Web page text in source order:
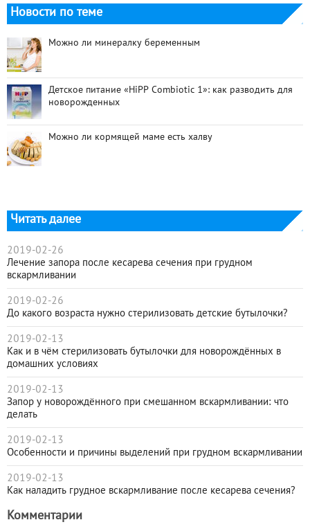
Новости по теме
Можно ли минералку беременным
Детское питание «HiPP Combiotic 1»: как разводить для
новорожденных
Можно ли кормящей маме есть халву
Читать далее
2019-02-26
Лечение запора после кесарева сечения при грудном
вскармливании
2019-02-26
До какого возраста нужно стерилизовать детские бутылочки?
2019-02-13
Как и в чём стерилизовать бутылочки для новорождённых в
домашних условиях
2019-02-13
Запор у новорождённого при смешанном вскармливании: что
делать
2019-02-13
Особенности и причины выделений при грудном вскармливании
2019-02-13
Как наладить грудное вскармливание после кесарева сечения?
Комментарии